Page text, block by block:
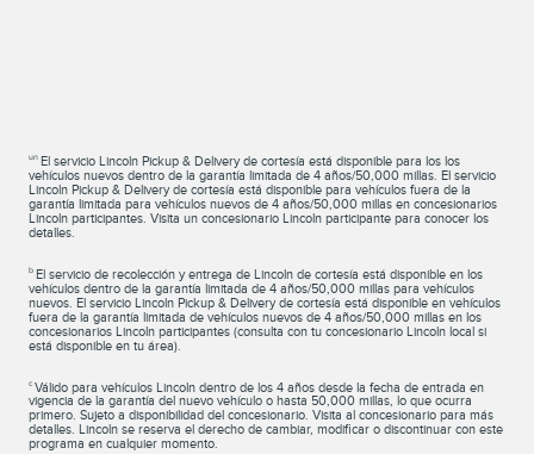
un El servicio Lincoln Pickup & Delivery de cortesía está disponible para los los
vehículos nuevos dentro de la garantía limitada de 4 años/50,000 millas. El servicio
Lincoln Pickup & Delivery de cortesía está disponible para vehículos fuera de la
garantía limitada para vehículos nuevos de 4 años/50,000 millas en concesionarios
Lincoln participantes. Visita un concesionario Lincoln participante para conocer los
detalles.
b El servicio de recolección y entrega de Lincoln de cortesía está disponible en los
vehículos dentro de la garantía limitada de 4 años/50,000 millas para vehículos
nuevos. El servicio Lincoln Pickup & Delivery de cortesía está disponible en vehículos
fuera de la garantía limitada de vehículos nuevos de 4 años/50,000 millas en los
concesionarios Lincoln participantes (consulta con tu concesionario Lincoln local si
está disponible en tu área).
c Válido para vehículos Lincoln dentro de los 4 años desde la fecha de entrada en
vigencia de la garantía del nuevo vehículo o hasta 50,000 millas, lo que ocurra
primero. Sujeto a disponibilidad del concesionario. Visita al concesionario para más
detalles. Lincoln se reserva el derecho de cambiar, modificar o discontinuar con este
programa en cualquier momento.